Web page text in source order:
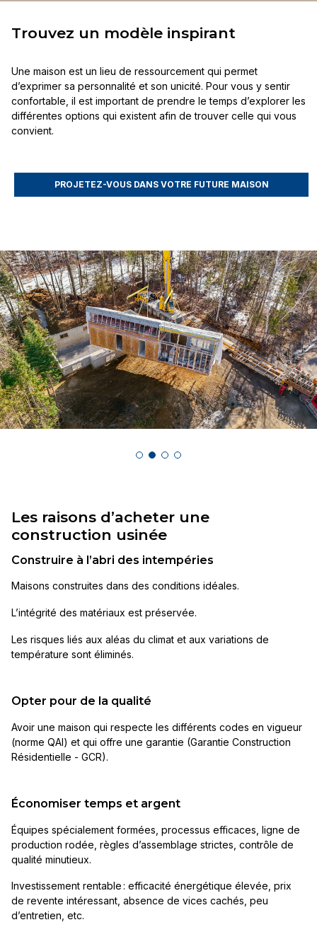
Trouvez un modèle inspirant
Une maison est un lieu de ressourcement qui permet
d’exprimer sa personnalité et son unicité. Pour vous y sentir
confortable, il est important de prendre le temps d’explorer les
différentes options qui existent afin de trouver celle qui vous
convient.
PROJETEZ-VOUS DANS VOTRE FUTURE MAISON
Les raisons d’acheter une
construction usinée
Construire à l’abri des intempéries
Maisons construites dans des conditions idéales.
L’intégrité des matériaux est préservée.
Les risques liés aux aléas du climat et aux variations de
température sont éliminés.
Opter pour de la qualité
Avoir une maison qui respecte les différents codes en vigueur
(norme QAI) et qui offre une garantie (Garantie Construction
Résidentielle - GCR).
Économiser temps et argent
Équipes spécialement formées, processus efficaces, ligne de
production rodée, règles d’assemblage strictes, contrôle de
qualité minutieux.
Investissement rentable : efficacité énergétique élevée , prix
de revente intéressant, absence de vices cachés, peu
d’entretien, etc.